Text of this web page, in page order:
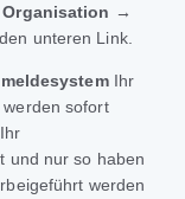
→
unteren Link.
Ihr
sofort
und nur so haben
werden